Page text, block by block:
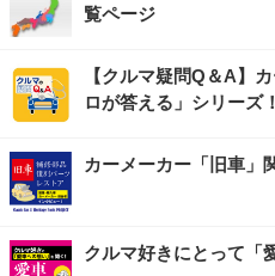
覧ページ
【クルマ疑問Q＆A】
ロが答える」シリーズ！
カーメーカー「旧車」
クルマ好きにとって「